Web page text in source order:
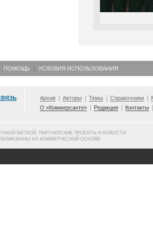
ПОМОЩЬ УСЛОВИЯ ИСПОЛЬЗОВАНИЯ
Архив Авторы Темы Справочники
О «Коммерсанте»
Редакция Контакты
МЕТКОЙ, ПАРТНЕРСКИЕ ПРОЕКТЫ И НОВОСТИ
НА КОММЕРЧЕСКОЙ ОСНОВЕ